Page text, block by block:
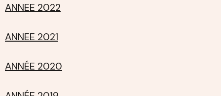
ANNEE 2022
ANNEE 2021
ANNÉE 2020